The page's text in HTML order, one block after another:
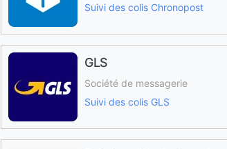
Suivi des colis Chronopost
GLS
Société de messagerie
Suivi des colis GLS